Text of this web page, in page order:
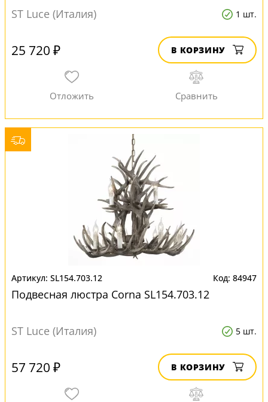
ST Luce (Италия) 1 шт.
25 720 ₽ В КОРЗИНУ
SL154.703.12 84947
Подвесная люстра Corna SL154.703.12
ST Luce (Италия) 5 шт.
57 720 ₽ В КОРЗИНУ